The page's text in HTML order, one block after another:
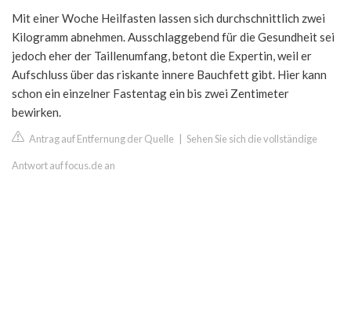
Mit einer Woche Heilfasten lassen sich durchschnittlich zwei
Kilogramm abnehmen. Ausschlaggebend für die Gesundheit sei
jedoch eher der Taillenumfang, betont die Expertin, weil er
Aufschluss über das riskante innere Bauchfett gibt. Hier kann
schon ein einzelner Fastentag ein bis zwei Zentimeter
bewirken.
Antrag auf Entfernung der Quelle Sehen Sie sich die vollständige
Antwort auf focus.de an